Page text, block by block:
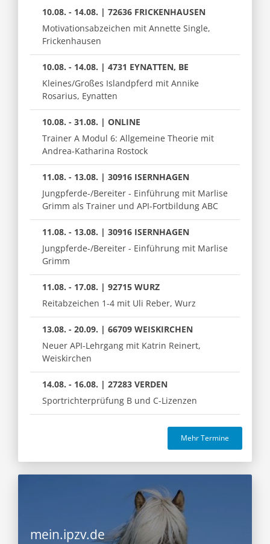
10.08. - 14.08. | 72636 FRICKENHAUSEN
Motivationsabzeichen mit Annette Single,
Frickenhausen
10.08. - 14.08. | 4731 EYNATTEN, BE
Kleines/Großes Islandpferd mit Annike
Rosarius, Eynatten
10.08. - 31.08. | ONLINE
Trainer A Modul 6: Allgemeine Theorie mit
Andrea-Katharina Rostock
11.08. - 13.08. | 30916 ISERNHAGEN
Jungpferde-/Bereiter - Einführung mit Marlise
Grimm als Trainer und API-Fortbildung ABC
11.08. - 13.08. | 30916 ISERNHAGEN
Jungpferde-/Bereiter - Einführung mit Marlise
Grimm
11.08. - 17.08. | 92715 WURZ
Reitabzeichen 1-4 mit Uli Reber, Wurz
13.08. - 20.09. | 66709 WEISKIRCHEN
Neuer API-Lehrgang mit Katrin Reinert,
Weiskirchen
14.08. - 16.08. | 27283 VERDEN
Sportrichterprüfung B und C-Lizenzen
Mehr Termine
mein.ipzv.de